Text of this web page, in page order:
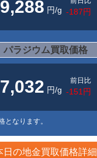
9,288 円/g -187円
パラジウム買取価格
7,032 円/g
前日比
-151円
なります。
日の地金買取価格詳細